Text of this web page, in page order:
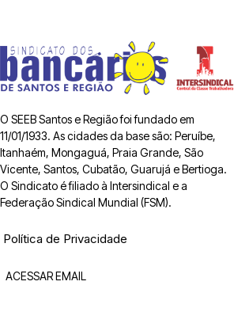
O SEEB Santos e Região foi fundado em
11/01/1933. As cidades da base são: Peruíbe,
Itanhaém, Mongaguá, Praia Grande, São
Vicente, Santos, Cubatão, Guarujá e Bertioga.
O Sindicato é filiado à Intersindical e a
Federação Sindical Mundial (FSM).
Política de Privacidade
ACESSAR EMAIL